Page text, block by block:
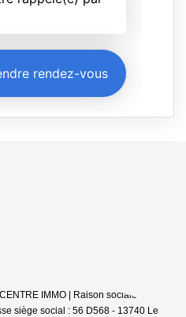
IMMO | Raison sociale : JDG
siège social : 56 D568 - 13740 Le